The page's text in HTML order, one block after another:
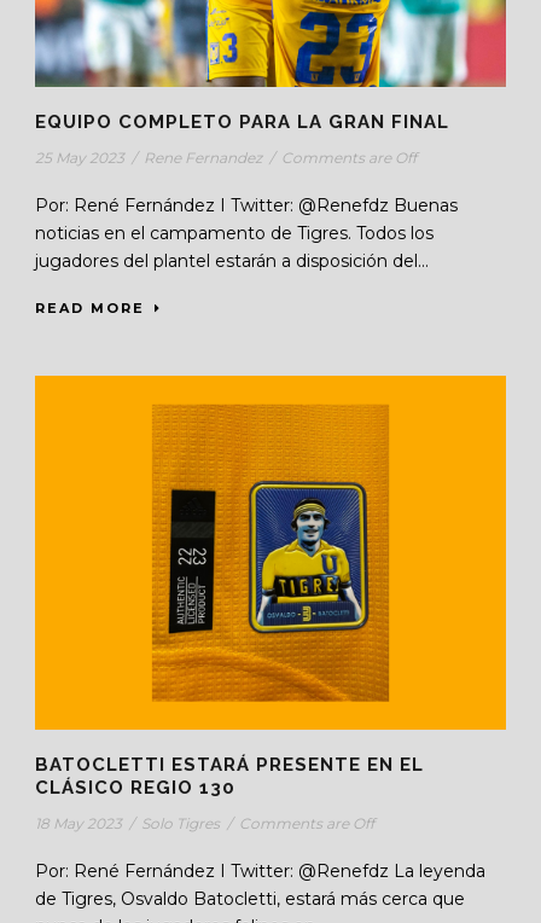
EQUIPO COMPLETO PARA LA GRAN FINAL
25 May 2023 / Rene Fernandez / Comments are Off
Por: René Fernández I Twitter: @Renefdz Buenas
noticias en el campamento de Tigres. Todos los
jugadores del plantel estarán a disposición del...
READ MORE
BATOCLETTI ESTARÁ PRESENTE EN EL
CLÁSICO REGIO 130
18 May 2023 / Solo Tigres / Comments are Off
Por: René Fernández I Twitter: @Renefdz La leyenda
de Tigres, Osvaldo Batocletti, estará más cerca que